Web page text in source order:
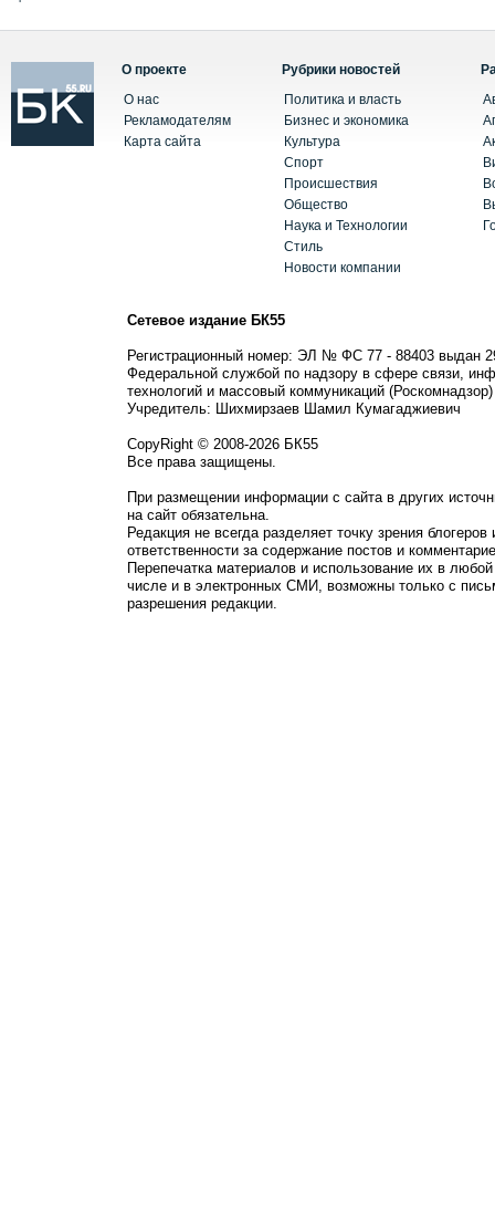
О проекте
О нас
Рекламодателям
Карта сайта
Рубрики новостей
Политика и власть
Бизнес и экономика
Культура
Спорт
Происшествия
Общество
Наука и Технологии
Стиль
Новости компании
Сетевое издание БК55
Регистрационный номер: ЭЛ № ФС 77 - 88403 выдан
Федеральной службой по надзору в сфере связи,
технологий и массовый коммуникаций (Роскомнадзор)
Учредитель: Шихмирзаев Шамил Кумагаджиевич
CopyRight © 2008-2026 БК55
Все права защищены.
При размещении информации с сайта в других
на сайт обязательна.
Редакция не всегда разделяет точку зрения блогеров
ответственности за содержание постов и
Перепечатка материалов и использование их в
числе и в электронных СМИ, возможны только с
разрешения редакции.